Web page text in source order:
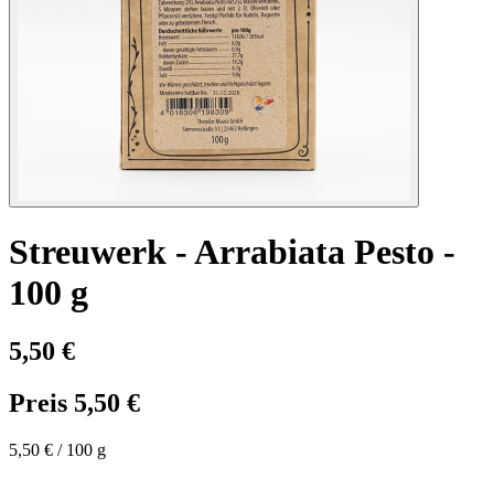
Streuwerk - Arrabiata Pesto -
100 g
5,50 €
Preis 5,50 €
5,50 € / 100 g